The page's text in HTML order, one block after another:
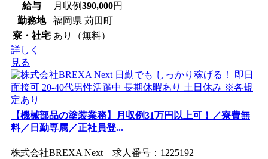
給与
月収例390,000円
勤務地
福岡県 苅田町
寮・社宅 あり（無料）
詳しく
見る
【機械部品の塗装業務】月収例31万円以上可！／寮費無
料／日勤専属／正社員登...
株式会社BREXA Next 求人番号：1225192